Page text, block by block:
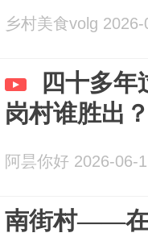
乡村美食volg
四十多年
岗村谁胜出
阿昙你好 2026-06-
南街村——在